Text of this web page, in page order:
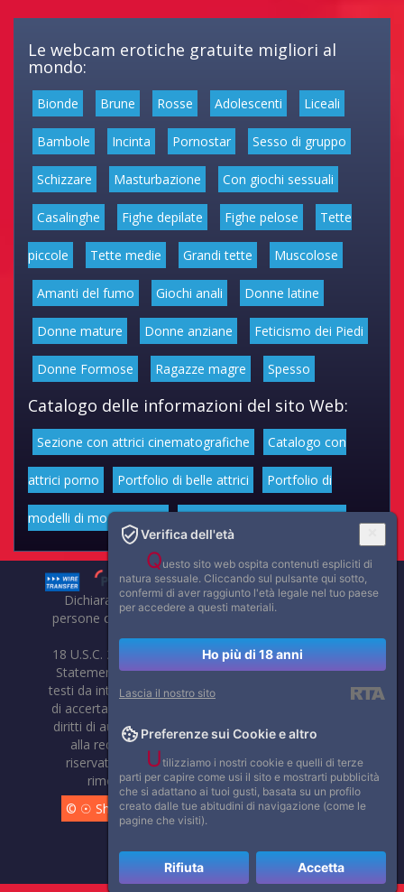
Le webcam erotiche gratuite migliori al
mondo:
Bionde Brune Rosse Adolescenti Liceali
Bambole Incinta Pornostar Sesso di gruppo
Schizzare Masturbazione Con giochi sessuali
Casalinghe Fighe depilate Fighe pelose Tette
piccole Tette medie Grandi tette Muscolose
Amanti del fumo Giochi anali Donne latine
Donne mature Donne anziane Feticismo dei Piedi
Donne Formose Ragazze magre Spesso
Catalogo delle informazioni del sito Web:
Sezione con attrici cinematografiche Catalogo con
attrici porno Portfolio di belle attrici Portfolio di
modelli di moda volgari Affascinanti star dello sport
Dichiarazione di non responsabilità: tutti i membri e le
persone che compaiono su questo sito hanno almeno 18
anni.
18 U.S.C. 2257 Record-Keeping Requirements Compliance
Statement. Affaritaliani, prima di pubblicare foto, video o
testi da internet, compie tutte le opportune verifiche al fine
di accertarne il libero regime di circolazione e non violare i
diritti di autore o altri diritti esclusivi di terzi. Per segnalare
alla redazione eventuali errori nell'uso del materiale
riservato, scriveteci: provvederemo prontamente alla
rimozione del materiale lesivo di diritti di terzi.
© ☉ Show di Sesso VivoCam. 2014 - 2026. Tutti i diritti
Verifica dell'età
Questo sito web ospita contenuti espliciti di
natura sessuale. Cliccando sul pulsante qui sotto,
confermi di aver raggiunto l'età legale nel tuo paese
per accedere a questi materiali.
Ho più di 18 anni
Lascia il nostro sito
Preferenze sui Cookie e altro
Utilizziamo i nostri cookie e quelli di terze
parti per capire come usi il sito e mostrarti pubblicità
che si adattano ai tuoi gusti, basata su un profilo
creato dalle tue abitudini di navigazione (come le
pagine che visiti).
Rifiuta Accetta